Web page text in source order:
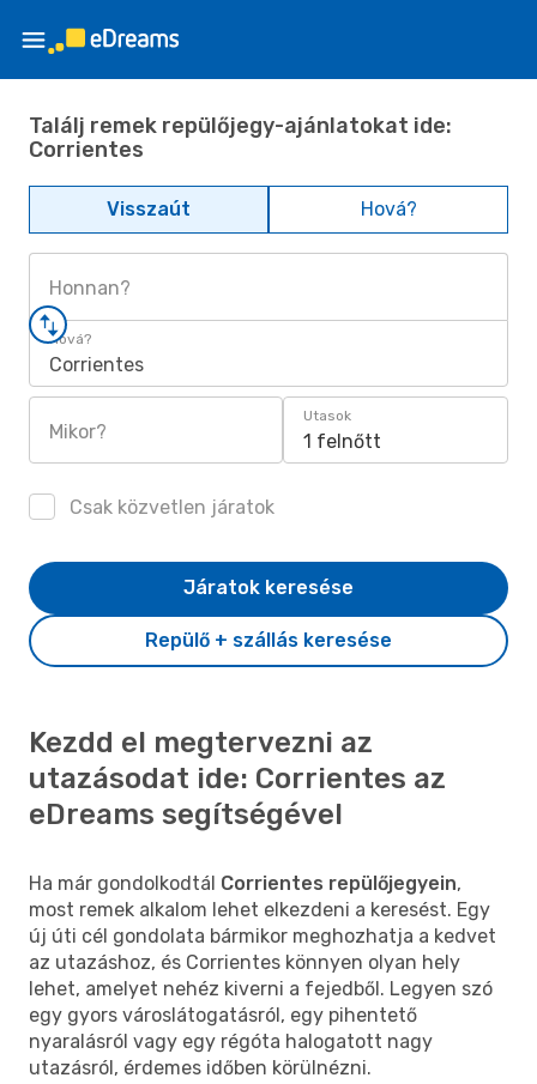
Találj remek repülőjegy-ajánlatokat ide:
Corrientes
Visszaút Hová?
Honnan?
Hová?
Corrientes
Mikor?
Utasok
1 felnőtt
Csak közvetlen járatok
Repülő + szállás keresése
Járatok keresése
Kezdd el megtervezni az
utazásodat ide: Corrientes az
eDreams segítségével
Ha már gondolkodtál Corrientes repülőjegyein,
most remek alkalom lehet elkezdeni a keresést. Egy
új úti cél gondolata bármikor meghozhatja a kedvet
az utazáshoz, és Corrientes könnyen olyan hely
lehet, amelyet nehéz kiverni a fejedből. Legyen szó
egy gyors városlátogatásról, egy pihentető
nyaralásról vagy egy régóta halogatott nagy
utazásról, érdemes időben körülnézni.